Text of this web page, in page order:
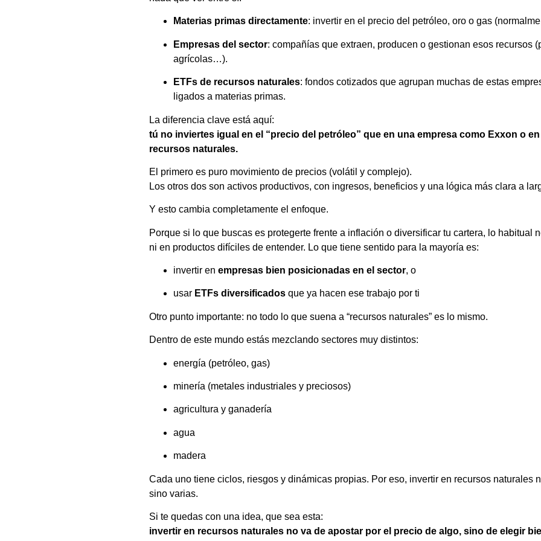
Materias primas directamente: invertir en el precio del petróleo, oro o gas
Empresas del sector: compañías que extraen, producen o gestionan esos recursos
agrícolas…).
ETFs de recursos naturales: fondos cotizados que agrupan muchas de estas
ligados a materias primas.
La diferencia clave está aquí:
tú no inviertes igual en el “precio del petróleo” que en una empresa como Exxon o
recursos naturales.
El primero es puro movimiento de precios (volátil y complejo).
Los otros dos son activos productivos, con ingresos, beneficios y una lógica más clara a
Y esto cambia completamente el enfoque.
Porque si lo que buscas es protegerte frente a inflación o diversificar tu cartera, lo habitual
ni en productos difíciles de entender. Lo que tiene sentido para la mayoría es:
invertir en empresas bien posicionadas en el sector, o
usar ETFs diversificados que ya hacen ese trabajo por ti
Otro punto importante: no todo lo que suena a “recursos naturales” es lo mismo.
Dentro de este mundo estás mezclando sectores muy distintos:
energía (petróleo, gas)
minería (metales industriales y preciosos)
agricultura y ganadería
agua
madera
Cada uno tiene ciclos, riesgos y dinámicas propias. Por eso, invertir en recursos naturales
sino varias.
Si te quedas con una idea, que sea esta:
invertir en recursos naturales no va de apostar por el precio de algo, sino de elegir